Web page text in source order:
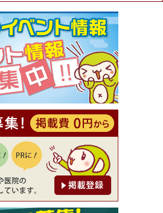
日まで
初回割引 特価 VIO脱毛11,000円
ズ専門ワックス脱毛サロン Mickle
日
2】コース 3,500円→3,000円（料
放題）（創作イタリアン Pia Cu
レ））
日
典1】料理全品20％OFF ※18時以
ン Pia Cuore（ピアクオーレ））
日
初回割引 特価 鼻毛脱毛 半額 2,2
メンズ専門ワックス脱毛サロン Mi
））
日